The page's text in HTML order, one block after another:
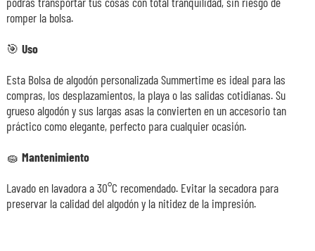
romper la bolsa.
🎯 Uso
Esta Bolsa de algodón personalizada Summertime es ideal para las
compras, los desplazamientos, la playa o las salidas cotidianas. Su
grueso algodón y sus largas asas la convierten en un accesorio tan
práctico como elegante, perfecto para cualquier ocasión.
🧽 Mantenimiento
Lavado en lavadora a 30°C recomendado. Evitar la secadora para
preservar la calidad del algodón y la nitidez de la impresión.